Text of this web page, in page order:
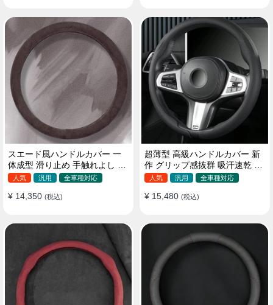
スエード風ハンドルカバー 一
体成型 滑り止め 手触れよし 吸
汗 高級感 四季汎用 35~38CM
人気 汎用 全車種対応
¥ 14,350 (税込)
超薄型 高級ハンドルカバー 新
作 グリップ感抜群 吸汗速乾 ス
エード ナパレザー 通年使用
人気 汎用 全車種対応
¥ 15,480 (税込)